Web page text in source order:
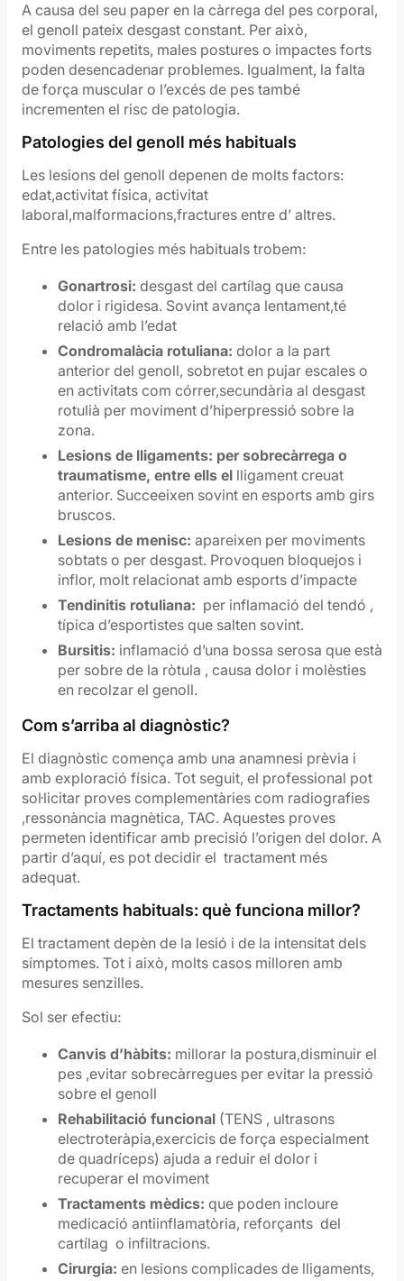
A causa del seu paper en la càrrega del pes corporal,
el genoll pateix desgast constant. Per això,
moviments repetits, males postures o impactes forts
poden desencadenar problemes. Igualment, la falta
de força muscular o l’excés de pes també
incrementen el risc de patologia.
Patologies del genoll més habituals
Les lesions del genoll depenen de molts factors:
edat,activitat física, activitat
laboral,malformacions,fractures entre d’ altres.
Entre les patologies més habituals trobem:
Gonartrosi: desgast del cartílag que causa
dolor i rigidesa. Sovint avança lentament,té
relació amb l’edat
Condromalàcia rotuliana: dolor a la part
anterior del genoll, sobretot en pujar escales o
en activitats com córrer,secundària al desgast
rotulià per moviment d’hiperpressió sobre la
zona.
Lesions de lligaments: per sobrecàrrega o
traumatisme, entre ells el lligament creuat
anterior. Succeeixen sovint en esports amb girs
bruscos.
Lesions de menisc: apareixen per moviments
sobtats o per desgast. Provoquen bloquejos i
inflor, molt relacionat amb esports d’impacte
Tendinitis rotuliana: per inflamació del tendó ,
típica d’esportistes que salten sovint.
Bursitis: inflamació d’una bossa serosa que està
per sobre de la ròtula , causa dolor i molèsties
en recolzar el genoll.
Com s’arriba al diagnòstic?
El diagnòstic comença amb una anamnesi prèvia i
amb exploració física. Tot seguit, el professional pot
sol·licitar proves complementàries com radiografies
,ressonància magnètica, TAC. Aquestes proves
permeten identificar amb precisió l’origen del dolor. A
partir d’aquí, es pot decidir el tractament més
adequat.
Tractaments habituals: què funciona millor?
El tractament depèn de la lesió i de la intensitat dels
símptomes. Tot i això, molts casos milloren amb
mesures senzilles.
Sol ser efectiu:
Canvis d’hàbits: millorar la postura,disminuir el
pes ,evitar sobrecàrregues per evitar la pressió
sobre el genoll
Rehabilitació funcional (TENS , ultrasons
electroteràpia,exercicis de força especialment
de quadríceps) ajuda a reduir el dolor i
recuperar el moviment
Tractaments mèdics: que poden incloure
medicació antiinflamatòria, reforçants del
cartílag o infiltracions.
Cirurgia: en lesions complicades de lligaments,